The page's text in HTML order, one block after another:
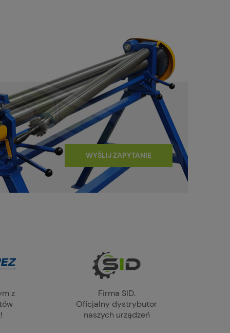
WYŚLIJ ZAPYTANIE
z
Firma SID.
Oficjalny dystrybutor
naszych urządzeń